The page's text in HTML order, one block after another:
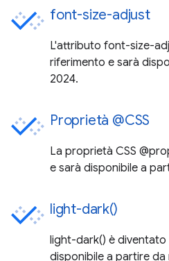
font-size-adjust
L'attributo font-size-
riferimento e sarà
2024.
Proprietà @CSS
La proprietà CSS
e sarà disponibile a
light-dark()
light-dark() è diventato
disponibile a partire da